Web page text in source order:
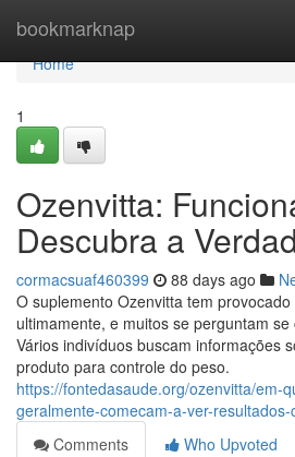
bookmarknap
Home
Home
1
Ozenvitta:
Descubra a
cormacsuaf460399 88 days ago
O suplemento Ozenvitta tem
ultimamente, e muitos se perguntam
Vários indivíduos buscam informações
produto para controle do peso.
https://fontedasaude.org/ozenvitta/em-
geralmente-comecam-a-ver-
Comments
Who Upvoted